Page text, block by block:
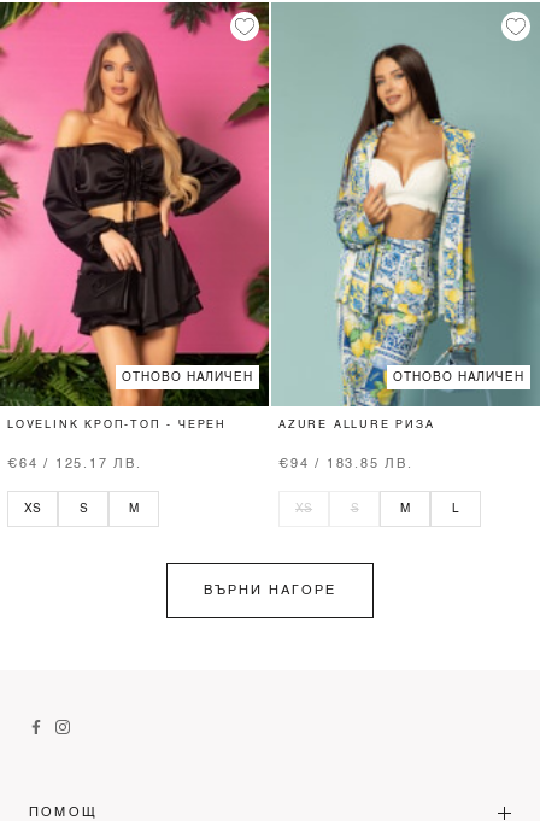
ОТНОВО НАЛИЧЕН
LOVELINK КРОП-ТОП - ЧЕРЕН
€64 / 125.17 ЛВ.
XS S M
ОТНОВО НАЛИЧЕН
AZURE ALLURE РИЗА
€94 / 183.85 ЛВ.
XS S M
ВЪРНИ НАГОРЕ
ПОМОЩ